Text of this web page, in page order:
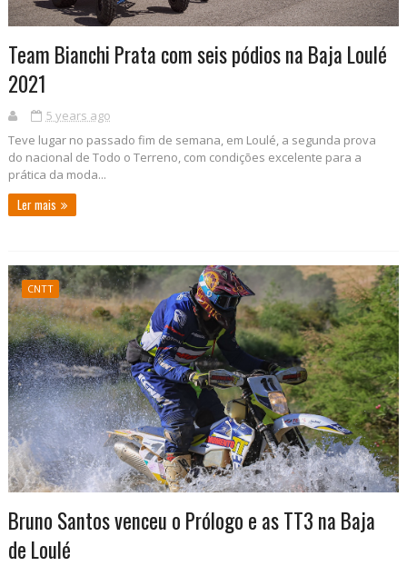
Team Bianchi Prata com seis pódios na Baja Loulé
2021
5 years ago
Teve lugar no passado fim de semana, em Loulé, a segunda prova
do nacional de Todo o Terreno, com condições excelente para a
prática da moda...
Ler mais
CNTT
Bruno Santos venceu o Prólogo e as TT3 na Baja
de Loulé